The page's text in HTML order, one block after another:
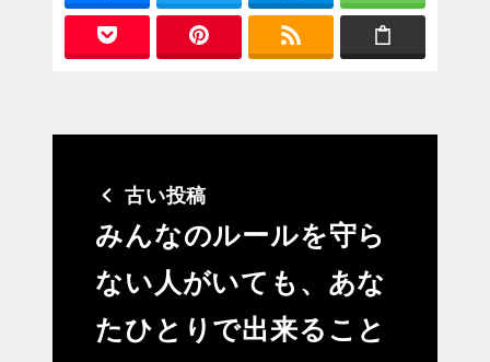
古い投稿
みんなのルールを守ら
ない人がいても、あな
たひとりで出来ること